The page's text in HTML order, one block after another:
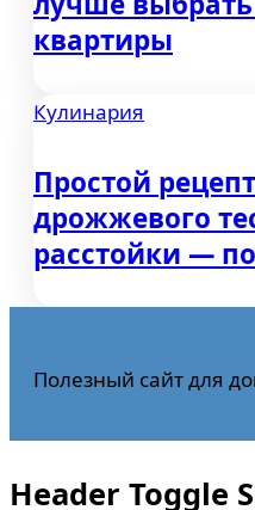
квартиры
Кулинария
Простой
дрожжевого
расстойки —
Полезный сайт для
Header Toggle